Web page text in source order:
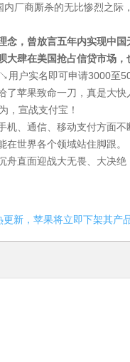
内厂商厮杀的无比惨烈之
念，曾放言五年内实现中
大肆在美国抢占信贷市场
户实名即可申请3000至
了苹果致命一刀，真是大快
机、通信、移动支付方面
世界各个领域站住脚跟。
舟直面迎战大无畏、大决
更新，苹果将立即下架其产